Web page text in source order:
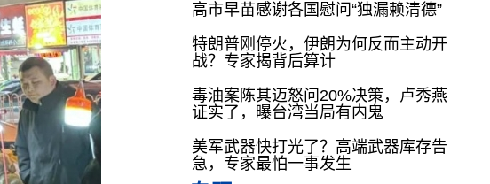
高市早苗感谢各国慰问“独漏赖清德”
特朗普刚停火，伊朗为何反而主动开
战？专家揭背后算计
毒油案陈其迈怒问20%决策，卢秀燕
证实了，曝台湾当局有内鬼
美军武器快打光了？高端武器库存告
急，专家最怕一事发生